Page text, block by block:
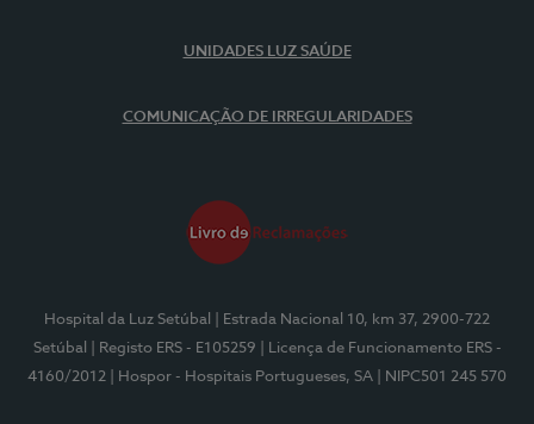
UNIDADES LUZ SAÚDE
COMUNICAÇÃO DE IRREGULARIDADES
Hospital da Luz Setúbal
| Estrada Nacional 10, km 37, 2900-722
Setúbal
| Registo ERS - E105259
| Licença de Funcionamento ERS -
4160/2012
| Hospor - Hospitais Portugueses, SA | NIPC501 245 570